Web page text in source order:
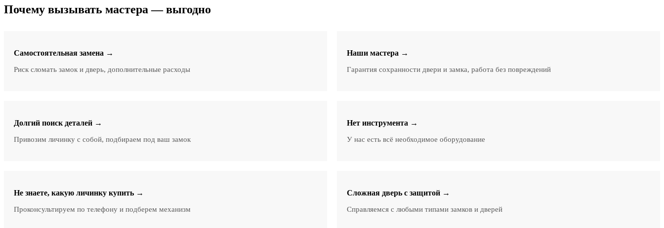
Почему вызывать мастера — выгодно
Самостоятельная замена →
Риск сломать замок и дверь, дополнительные расходы
Наши мастера →
Гарантия сохранности двери и замка, работа без повреждений
Долгий поиск деталей →
Привозим личинку с собой, подбираем под ваш замок
Нет инструмента →
У нас есть всё необходимое оборудование
Не знаете, какую личинку купить →
Проконсультируем по телефону и подберем механизм
Сложная дверь с защитой →
Справляемся с любыми типами замков и дверей